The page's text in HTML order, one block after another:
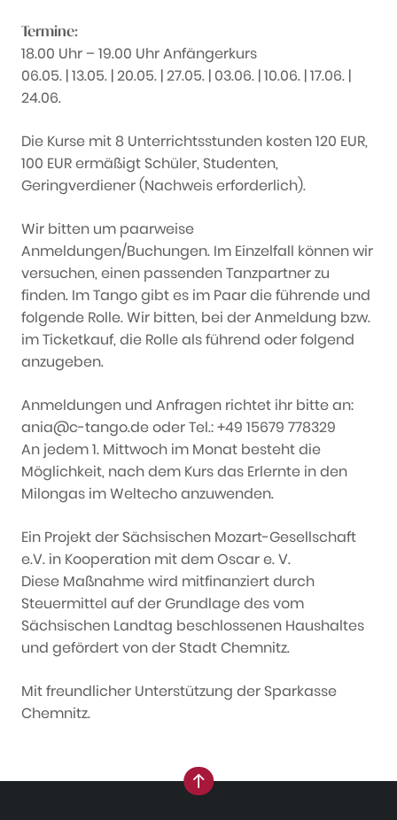
Termine:
18.00 Uhr – 19.00 Uhr Anfängerkurs
06.05. | 13.05. | 20.05. | 27.05. | 03.06. | 10.06. | 17.06. |
24.06.
Die Kurse mit 8 Unterrichtsstunden kosten 120 EUR,
100 EUR ermäßigt Schüler, Studenten,
Geringverdiener (Nachweis erforderlich).
Wir bitten um paarweise
Anmeldungen/Buchungen. Im Einzelfall können wir
versuchen, einen passenden Tanzpartner zu
finden. Im Tango gibt es im Paar die führende und
folgende Rolle. Wir bitten, bei der Anmeldung bzw.
im Ticketkauf, die Rolle als führend oder folgend
anzugeben.
Anmeldungen und Anfragen richtet ihr bitte an:
ania@c-tango.de oder Tel.: +49 15679 778329
An jedem 1. Mittwoch im Monat besteht die
Möglichkeit, nach dem Kurs das Erlernte in den
Milongas im Weltecho anzuwenden.
Ein Projekt der Sächsischen Mozart-Gesellschaft
e.V. in Kooperation mit dem Oscar e. V.
Diese Maßnahme wird mitfinanziert durch
Steuermittel auf der Grundlage des vom
Sächsischen Landtag beschlossenen Haushaltes
und gefördert von der Stadt Chemnitz.
Mit freundlicher Unterstützung der Sparkasse
Chemnitz.
nach oben